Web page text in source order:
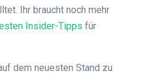
Ihr braucht noch mehr
Insider-Tipps für
dem neuesten Stand zu